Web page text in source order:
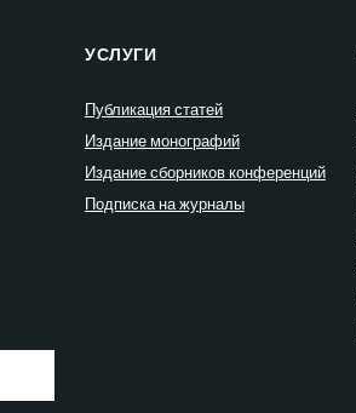
УСЛУГИ
Публикация статей
Издание монографий
Издание сборников конференций
Подписка на журналы